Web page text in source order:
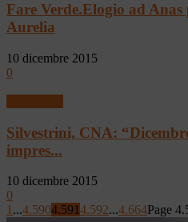
Fare Verde.Elogio ad
Aurelia
10 dicembre 2015
0
Silvestrini, CNA:
impres...
10 dicembre 2015
0
1 ...4.5904.5914.592...4.664Page